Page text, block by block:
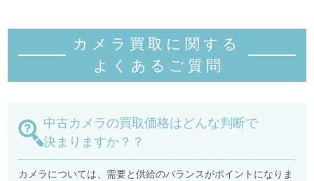
カメラ買取に関する
よくあるご質 問
中古カメラの買取価格はどんな判断で
決まりますか？？
カメラについては、需要と供給のバランスがポイントになりま